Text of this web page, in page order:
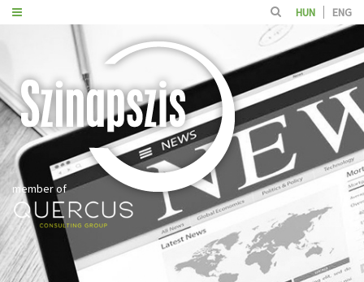
HUN ENG
member of